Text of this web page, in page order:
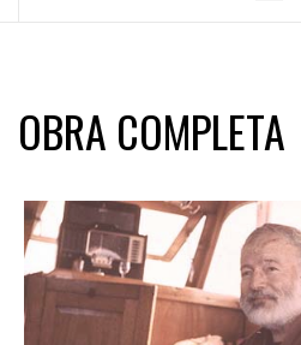
OBRA COMPLETA